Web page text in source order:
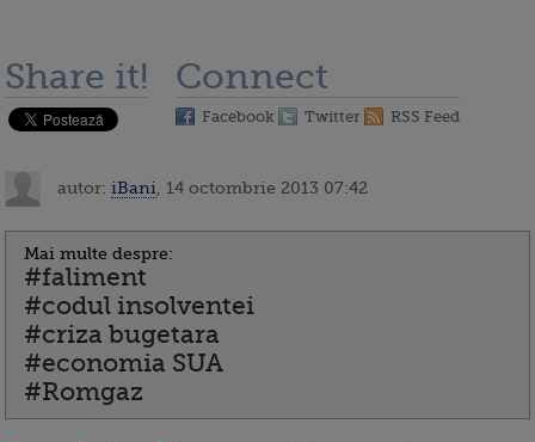
Share it! Connect
Facebook Twitter RSS Feed
autor: iBani , 14 octombrie 2013 07:42
Mai multe despre:
#faliment
#codul insolventei
#criza bugetara
#economia SUA
#Romgaz